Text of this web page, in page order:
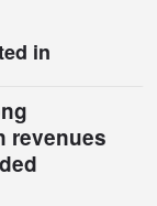
in
revenues